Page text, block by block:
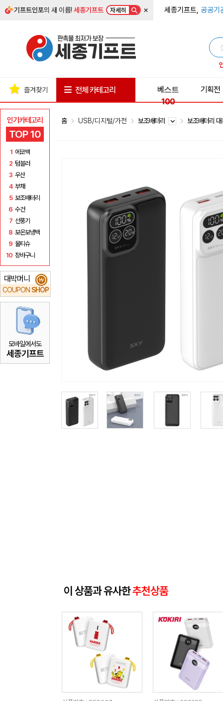
기프트인포의 새 이름!세종기프트 자세히 × 세종기프트, 공공기
인기카테고리
TOP 10
1 에코백
2 텀블러
3 우산
4 부채
5 보조배터리
6 수건
7 선풍기
8 보온보냉백
9 물티슈
10 장바구니
대박머니
COUPON SHOP
₩
모바일에서도
세종기프트
즐겨찾기 전체 카테고리
베스트
100
기획전
홈 USB/디지털/가전 보조배터리 보조배터리
이 상품과 유사한추천상품